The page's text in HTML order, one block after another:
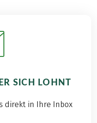
SICH LOHNT
direkt in Ihre Inbox